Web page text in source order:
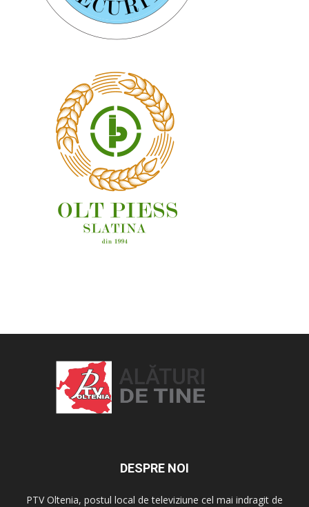
DESPRE NOI
PTV Oltenia, postul local de televiziune cel mai indragit de